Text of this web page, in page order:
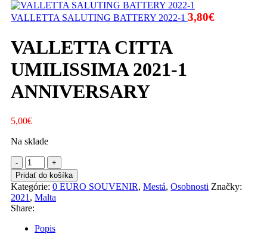
VALLETTA SALUTING BATTERY 2022-1 3,80€
VALLETTA CITTA
UMILISSIMA 2021-1
ANNIVERSARY
5,00€
Na sklade
množstvo
VALLETTA
CITTA
UMILISSIMA
2021-
1
ANNIVERSARY
Pridať do košíka
Kategórie: 0 EURO SOUVENIR, Mestá, Osobnosti Značky:
2021 , Malta
Share:
Popis